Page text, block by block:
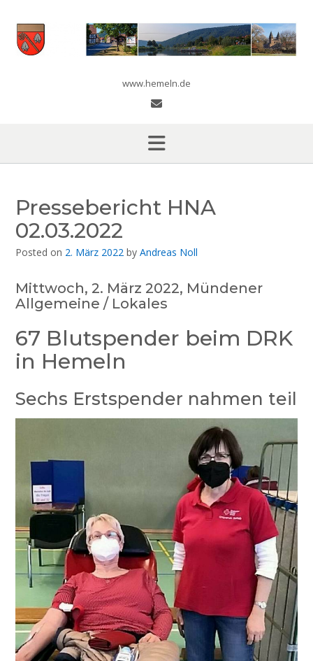
content
www.hemeln.de
Pressebericht HNA
02.03.2022
Posted on 2. März 2022 by Andreas Noll
Mittwoch, 2. März 2022, Mündener
Allgemeine / Lokales
67 Blutspender beim DRK
in Hemeln
Sechs Erstspender nahmen teil